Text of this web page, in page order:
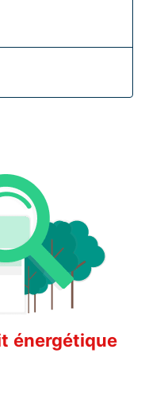
énergétique